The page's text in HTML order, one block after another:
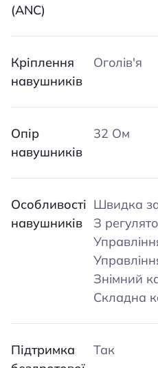
(ANC)
Кріплення
навушників
Оголів'я
Опір
навушників
32 Ом
Особливості
навушників
Швидка
З
Знімний
Складна
Підтримка
Так